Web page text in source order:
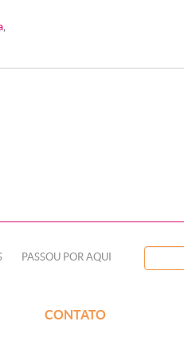
PASSOU POR AQUI
CONTATO